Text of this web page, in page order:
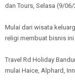
dan Tours, Selasa (9/
Mulai dari wisata
religi membuat bisnis
Travel Rd Holiday
mulai Haice, Alphard,